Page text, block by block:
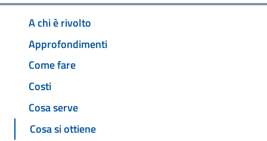
A chi è rivolto
Approfondimenti
Come fare
Costi
Cosa serve
Cosa si ottiene